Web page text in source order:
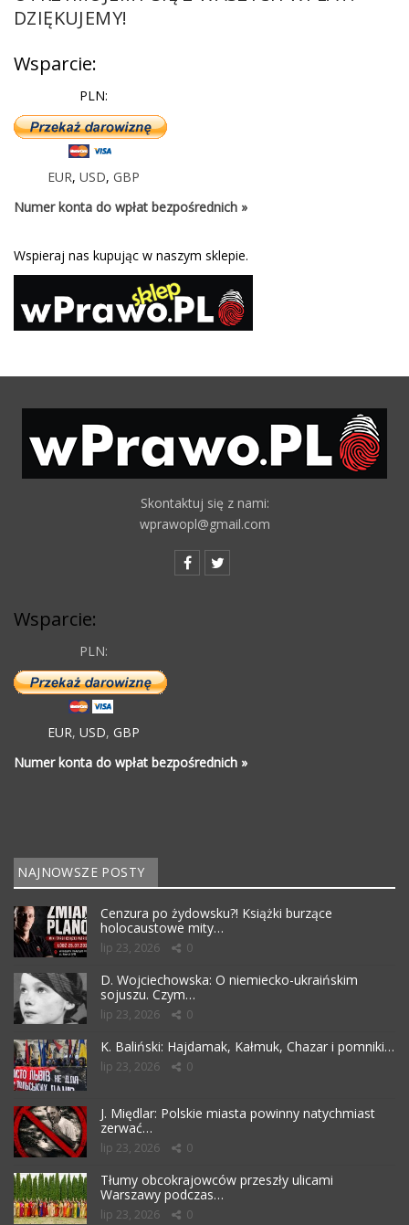
DZIĘKUJEMY!
Wsparcie:
PLN:
EUR, USD, GBP
Numer konta do wpłat bezpośrednich »
Wspieraj nas kupując w naszym sklepie.
Skontaktuj się z nami:
wprawopl@gmail.com
Wsparcie:
PLN:
EUR, USD, GBP
Numer konta do wpłat bezpośrednich »
NAJNOWSZE POSTY
Cenzura po żydowsku?! Książki burzące
holocaustowe mity…
lip 23, 2026 0
D. Wojciechowska: O niemiecko-ukraińskim
sojuszu. Czym…
lip 23, 2026 0
K. Baliński: Hajdamak, Kałmuk, Chazar i pomniki…
lip 23, 2026 0
J. Międlar: Polskie miasta powinny natychmiast
zerwać…
lip 23, 2026 0
Tłumy obcokrajowców przeszły ulicami
Warszawy podczas…
lip 23, 2026 0